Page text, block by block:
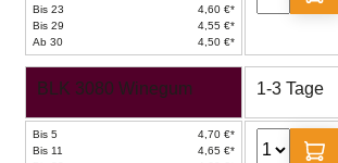
Bis 23
4,60 €*
Bis 29
4,55 €*
Ab 30
4,50 €*
BLK 3080 Winegum 1-3 Tage
Bis 5
4,70 €*
Bis 11
4,65 €*